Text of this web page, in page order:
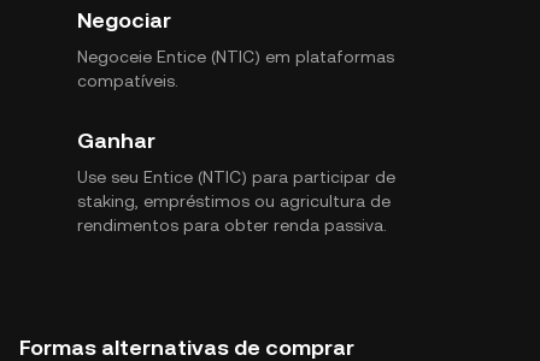
Negociar
Negoceie Entice (NTIC) em plataformas
compatíveis.
Ganhar
Use seu Entice (NTIC) para participar de
staking, empréstimos ou agricultura de
rendimentos para obter renda passiva.
Formas alternativas de comprar